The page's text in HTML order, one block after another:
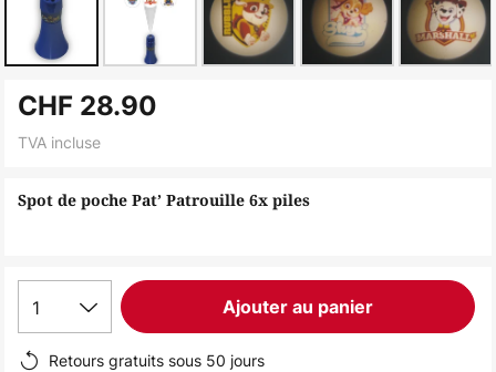
to
the
of
gallery
Spot de poche Pat’ Patrouille 6x piles
CHF 28.90
TVA incluse
1 Ajouter au panier
Retours gratuits sous 50 jours